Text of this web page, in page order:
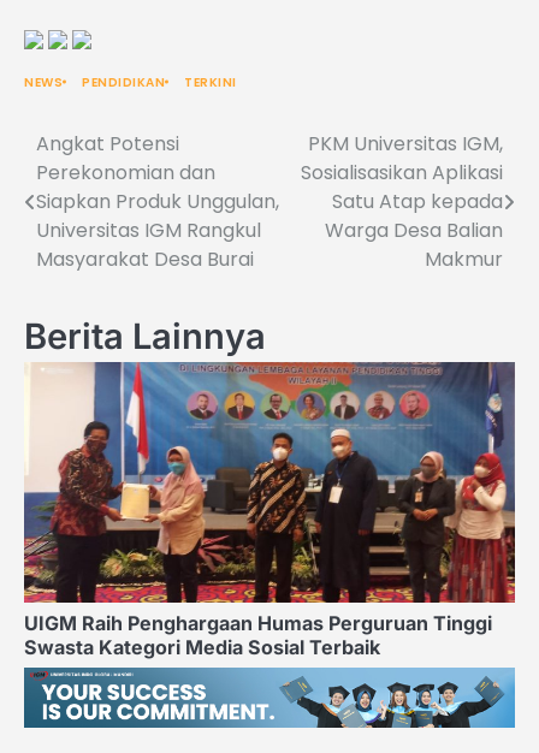
NEWS PENDIDIKAN TERKINI
Post
navigation
Angkat Potensi
Perekonomian dan
Siapkan Produk Unggulan,
Universitas IGM Rangkul
Masyarakat Desa Burai
PKM Universitas IGM,
Sosialisasikan Aplikasi
Satu Atap kepada
Warga Desa Balian
Makmur
Berita Lainnya
UIGM Raih Penghargaan Humas Perguruan Tinggi
Swasta Kategori Media Sosial Terbaik